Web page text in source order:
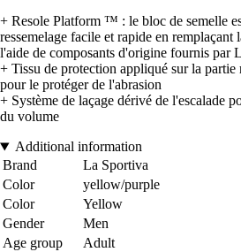
+ Resole Platform ™ : le bloc de semelle
ressemelage facile et rapide en remplaçant
l'aide de composants d'origine fournis par
+ Tissu de protection appliqué sur la partie
pour le protéger de l'abrasion
+ Système de laçage dérivé de l'escalade
du volume
Additional information
Brand
La Sportiva
Color
yellow/purple
Color
Yellow
Gender
Men
Age group
Adult